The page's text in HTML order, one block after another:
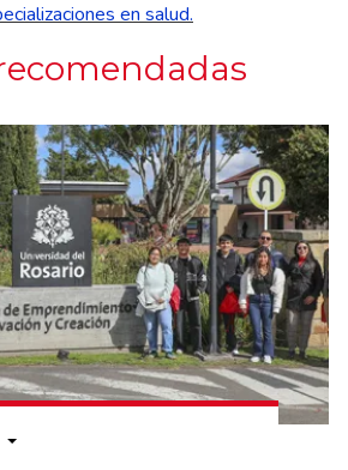
en salud.